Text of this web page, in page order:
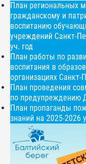
План региональных
гражданскому и
воспитанию
учреждений Санкт-
уч. год
План работы по
воспитания в
организациях Санкт-
План проведения
по предупреждению
План пропаганды
знаний на 2025-2026